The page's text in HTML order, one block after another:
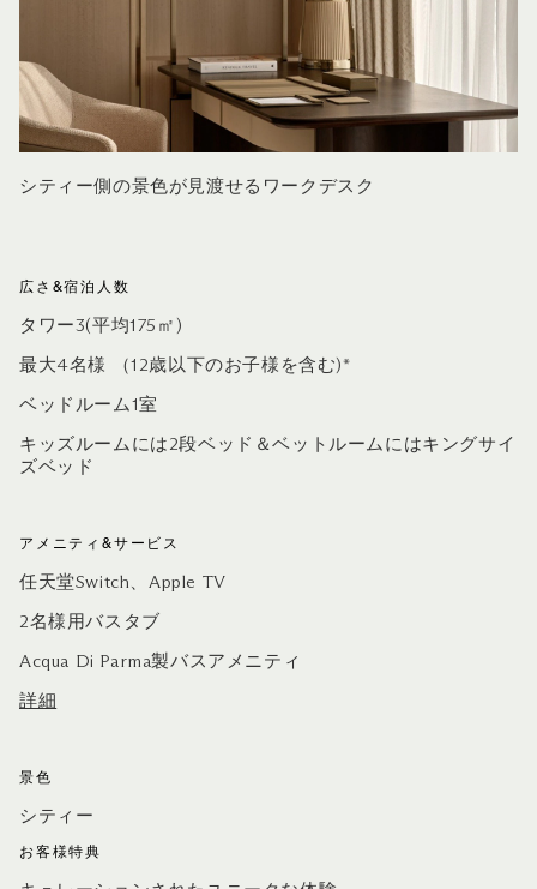
シティー側の景色が見渡せるワークデスク
広さ&宿泊人数
タワー3(平均175㎡)
最大4名様 （12歳以下のお子様を含む)*
ベッドルーム1室
キッズルームには2段ベッド＆ベットルームにはキングサイ
ズベッド
アメニティ&サービス
任天堂Switch、Apple TV
2名様用バスタブ
Acqua Di Parma製バスアメニティ
詳細
景色
シティー
お客様特典